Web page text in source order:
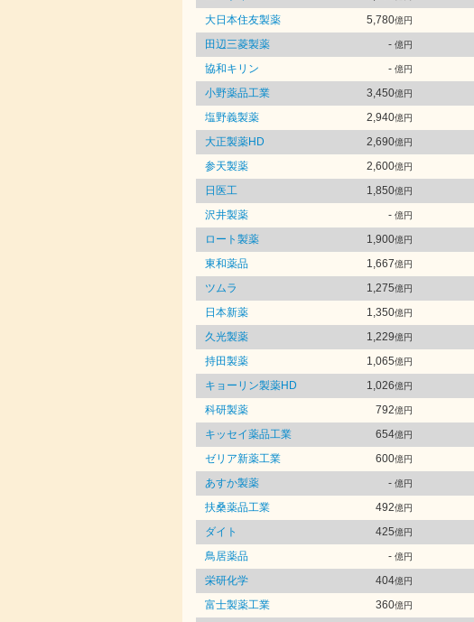
大日本住友製薬 5,780億円
田辺三菱製薬 - 億円
協和キリン - 億円
小野薬品工業 3,450億円
塩野義製薬 2,940億円
大正製薬HD 2,690億円
参天製薬 2,600億円
日医工 1,850億円
沢井製薬 - 億円
ロート製薬 1,900億円
東和薬品 1,667億円
ツムラ 1,275億円
日本新薬 1,350億円
久光製薬 1,229億円
持田製薬 1,065億円
キョーリン製薬HD 1,026億円
科研製薬 792億円
キッセイ薬品工業 654億円
ゼリア新薬工業 600億円
あすか製薬 - 億円
扶桑薬品工業 492億円
ダイト 425億円
鳥居薬品 - 億円
栄研化学 404億円
富士製薬工業 360億円